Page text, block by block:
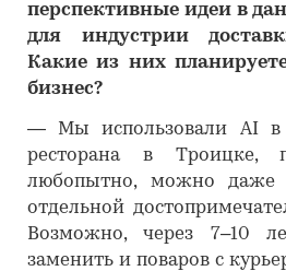
перспективные идеи в
для индустрии
Какие из них
бизнес?
―
Мы использовали AI
ресторана в Троицке,
любопытно, можно даже
отдельной
Возможно, через 7–10
заменить и поваров с